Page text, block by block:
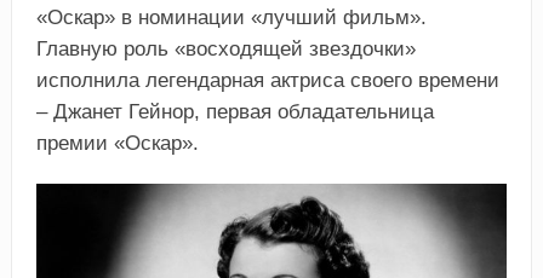
«Оскар» в номинации «лучший фильм».
Главную роль «восходящей звездочки»
исполнила легендарная актриса своего времени
– Джанет Гейнор, первая обладательница
премии «Оскар».